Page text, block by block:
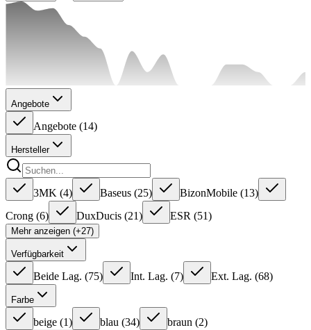
Angebote
Angebote (14)
Hersteller
3MK (4) Baseus (25) BizonMobile (13)
Crong (6) DuxDucis (21) ESR (51)
Mehr anzeigen (+27)
Verfügbarkeit
Beide Lag. (75) Int. Lag. (7) Ext. Lag. (68)
Farbe
beige (1) blau (34) braun (2)